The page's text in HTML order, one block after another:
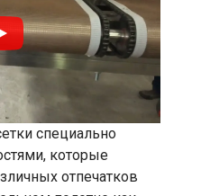
специально
которые
отпечатков